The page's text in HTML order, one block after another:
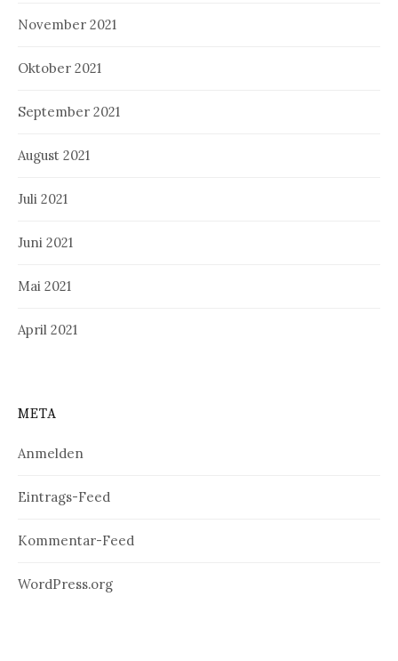
November 2021
Oktober 2021
September 2021
August 2021
Juli 2021
Juni 2021
Mai 2021
April 2021
META
Anmelden
Eintrags-Feed
Kommentar-Feed
WordPress.org